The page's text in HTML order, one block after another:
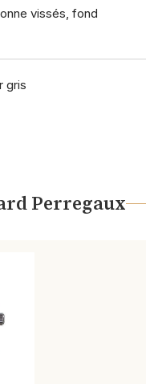
vissés, fond
gris
Perregaux